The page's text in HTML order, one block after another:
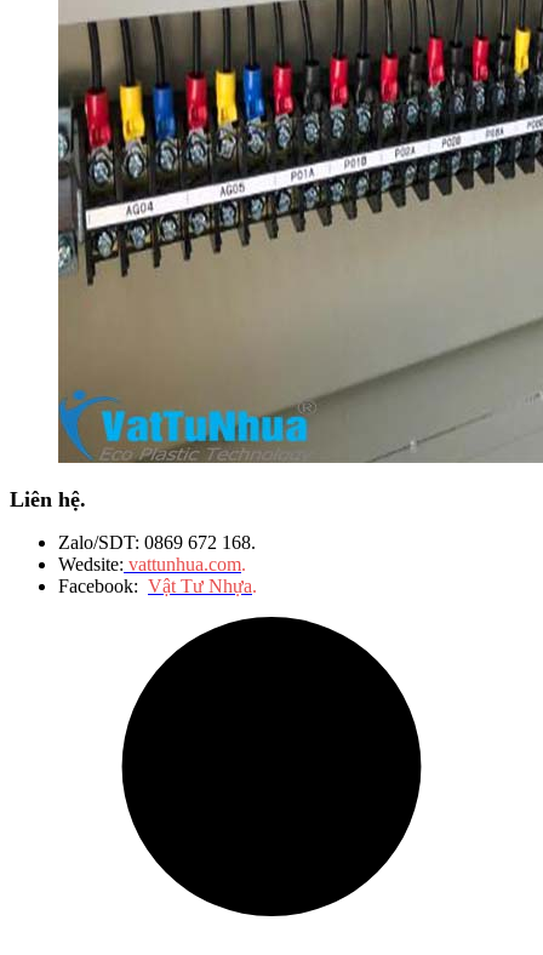
Liên hệ.
Zalo/SDT: 0869 672 168.
Wedsite: vattunhua.com.
Facebook: Vật Tư Nhựa.